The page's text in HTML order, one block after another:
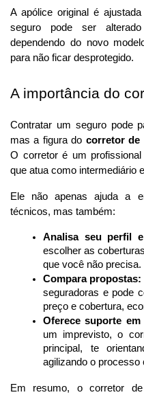
A apólice original é
seguro pode ser
dependendo do novo
para não ficar desprotegido.
A importância do
Contratar um seguro pode
mas a figura do corretor de
O corretor é um
que atua como intermediário
Ele não apenas ajuda a
técnicos, mas também:
Analisa seu perfil e
escolher as
que você não precisa.
Compara propostas:
seguradoras e pode
preço e cobertura,
Oferece suporte
um imprevisto, o
principal, te
agilizando o processo
Em resumo, o corretor